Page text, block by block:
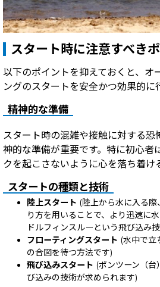
スタート時に注意すべき
以下のポイントを抑えておくと、オ
ングのスタートを安全かつ効果的に
精神的な準備
スタート時の混雑や接触に対する恐
神的な準備が重要です。特に初心者
クを起こさないように心を落ち着け
スタートの種類と技術
陸上スタート (陸上から水に入る
り方を用いることで、より迅速に
ドルフィンスルーという飛び込み
フローティングスタート (水中で立
の合図を待つ方法です)
飛び込みスタート (ポンツーン（
び込みの技術が求められます)